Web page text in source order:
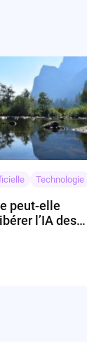
Technologie
peut-elle
l’IA des